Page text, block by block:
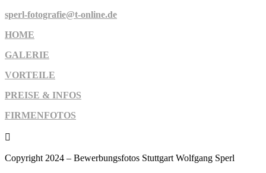
sperl-fotografie@t-online.de
HOME
GALERIE
VORTEILE
PREISE & INFOS
FIRMENFOTOS

Copyright 2024 – Bewerbungsfotos Stuttgart Wolfgang Sperl